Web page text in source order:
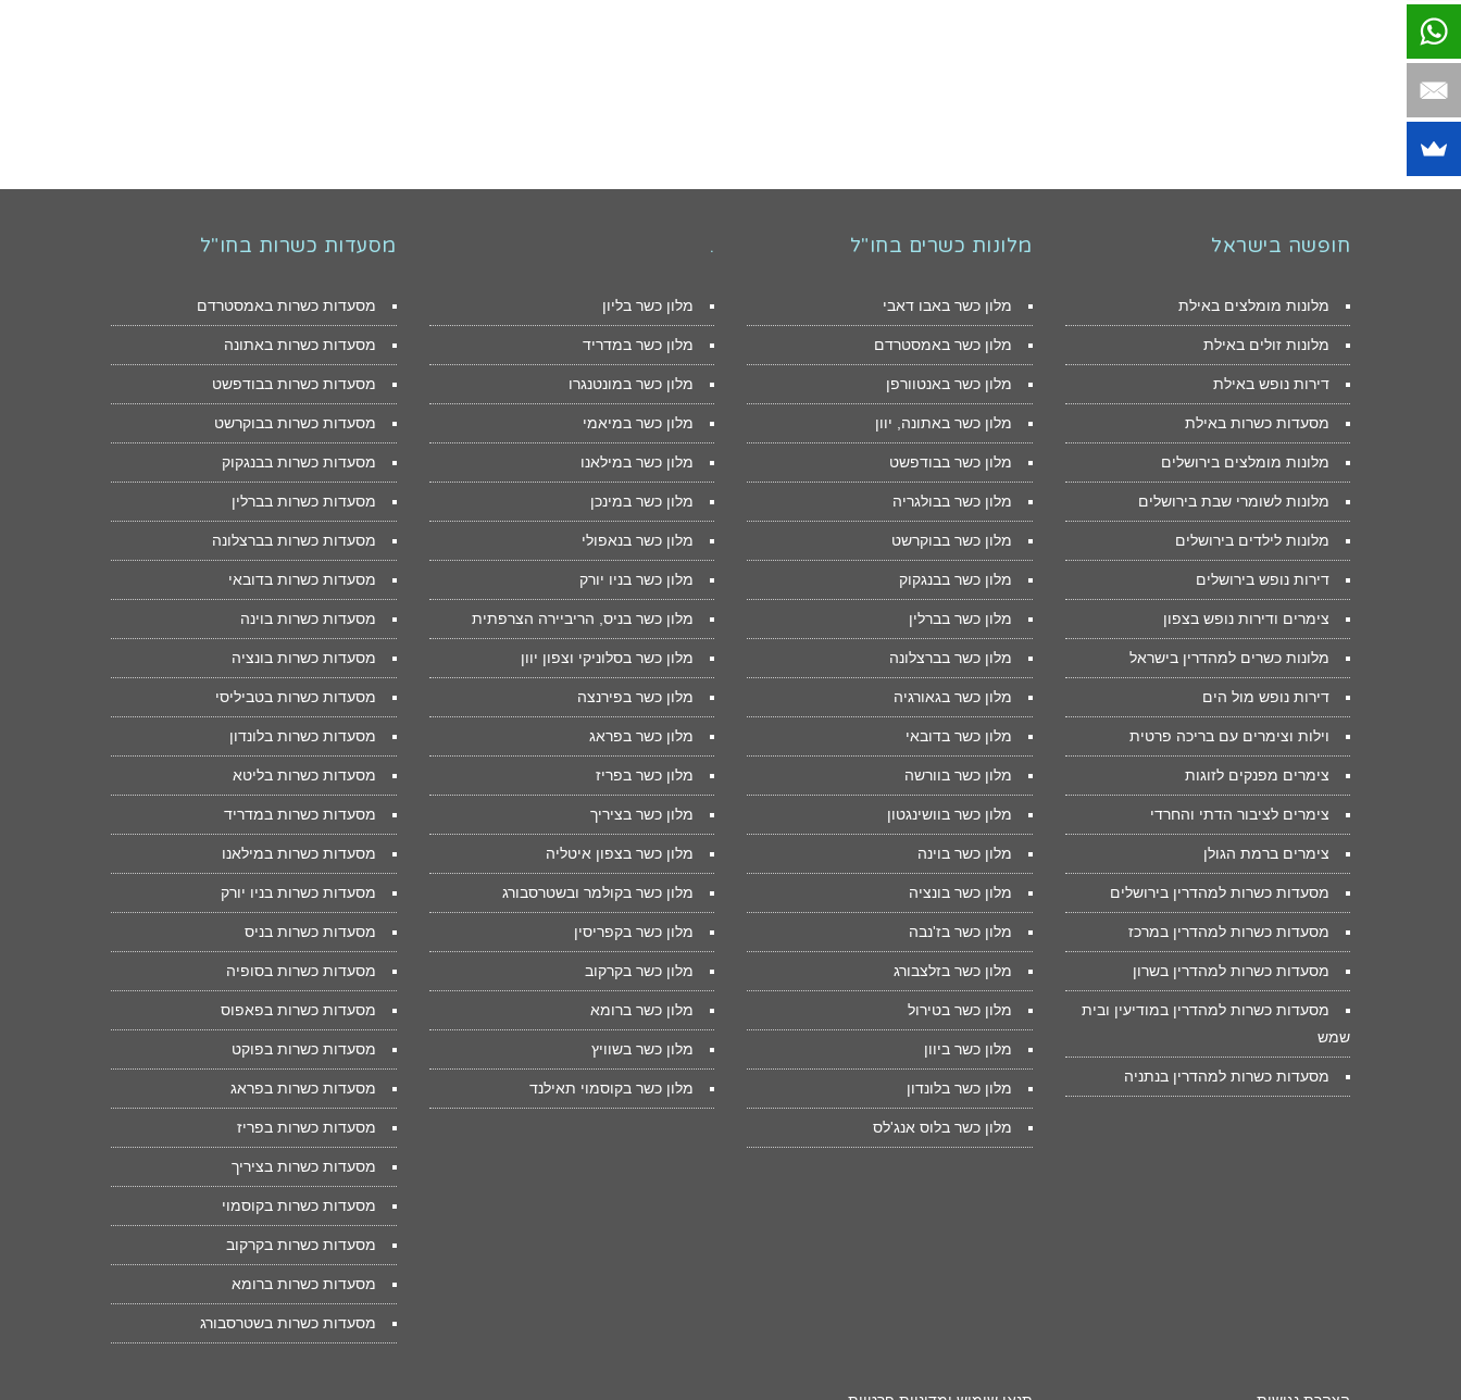
חופשה בישראל
מלונות מומלצים באילת
מלונות זולים באילת
דירות נופש באילת
מסעדות כשרות באילת
מלונות מומלצים בירושלים
מלונות לשומרי שבת בירושלים
מלונות לילדים בירושלים
דירות נופש בירושלים
צימרים ודירות נופש בצפון
מלונות כשרים למהדרין בישראל
דירות נופש מול הים
וילות וצימרים עם בריכה פרטית
צימרים מפנקים לזוגות
צימרים לציבור הדתי והחרדי
צימרים ברמת הגולן
מסעדות כשרות למהדרין בירושלים
מסעדות כשרות למהדרין במרכז
מסעדות כשרות למהדרין בשרון
מסעדות כשרות למהדרין במודיעין ובית
שמש
מסעדות כשרות למהדרין בנתניה
מלונות כשרים בחו"ל
מלון כשר באבו דאבי
מלון כשר באמסטרדם
מלון כשר באנטוורפן
מלון כשר באתונה, יוון
מלון כשר בבודפשט
מלון כשר בבולגריה
מלון כשר בבוקרשט
מלון כשר בבנגקוק
מלון כשר בברלין
מלון כשר בברצלונה
מלון כשר בגאורגיה
מלון כשר בדובאי
מלון כשר בוורשה
מלון כשר בוושינגטון
מלון כשר בוינה
מלון כשר בונציה
מלון כשר בז'נבה
מלון כשר בזלצבורג
מלון כשר בטירול
מלון כשר ביוון
מלון כשר בלונדון
מלון כשר בלוס אנג'לס
.
מלון כשר בליון
מלון כשר במדריד
מלון כשר במונטנגרו
מלון כשר במיאמי
מלון כשר במילאנו
מלון כשר במינכן
מלון כשר בנאפולי
מלון כשר בניו יורק
מלון כשר בניס, הריביירה הצרפתית
מלון כשר בסלוניקי וצפון יוון
מלון כשר בפירנצה
מלון כשר בפראג
מלון כשר בפריז
מלון כשר בציריך
מלון כשר בצפון איטליה
מלון כשר בקולמר ובשטרסבורג
מלון כשר בקפריסין
מלון כשר בקרקוב
מלון כשר ברומא
מלון כשר בשוויץ
מלון כשר בקוסמוי תאילנד
מסעדות כשרות בחו"ל
מסעדות כשרות באמסטרדם
מסעדות כשרות באתונה
מסעדות כשרות בבודפשט
מסעדות כשרות בבוקרשט
מסעדות כשרות בבנגקוק
מסעדות כשרות בברלין
מסעדות כשרות בברצלונה
מסעדות כשרות בדובאי
מסעדות כשרות בוינה
מסעדות כשרות בונציה
מסעדות כשרות בטביליסי
מסעדות כשרות בלונדון
מסעדות כשרות בליטא
מסעדות כשרות במדריד
מסעדות כשרות במילאנו
מסעדות כשרות בניו יורק
מסעדות כשרות בניס
מסעדות כשרות בסופיה
מסעדות כשרות בפאפוס
מסעדות כשרות בפוקט
מסעדות כשרות בפראג
מסעדות כשרות בפריז
מסעדות כשרות בציריך
מסעדות כשרות בקוסמוי
מסעדות כשרות בקרקוב
מסעדות כשרות ברומא
מסעדות כשרות בשטרסבורג